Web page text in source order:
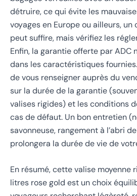
détruire, ce qui évite les
voyages en Europe ou ailleurs,
peut suffire, mais vérifiez les
Enfin, la garantie offerte par ADC
dans les caractéristiques
de vous renseigner auprès du
sur la durée de la garantie
valises rigides) et les conditions
cas de défaut. Un bon entretien
savonneuse, rangement à l’abri
prolongera la durée de vie de
En résumé, cette valise moyenne
litres rose gold est un choix